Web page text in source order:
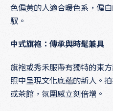
色偏黃的人適合暖色系，偏
馭。
中式旗袍：傳承與時髦兼具
旗袍或秀禾服帶有獨特的東
照中呈現文化底蘊的新人。
或茶館，氛圍感立刻倍增。